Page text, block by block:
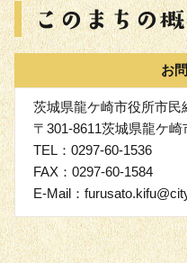
お
茨城県龍ケ崎市役所市民
〒301-8611茨城県龍ケ
TEL：0297-60-1536
FAX：0297-60-1584
E-Mail：